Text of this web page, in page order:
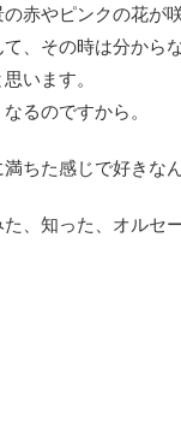
赤やピンクの花が
、その時は分から
います。
るのですから。
ちた感じで好きな
、知った、オルセ